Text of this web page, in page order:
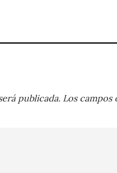
publicada. Los campos